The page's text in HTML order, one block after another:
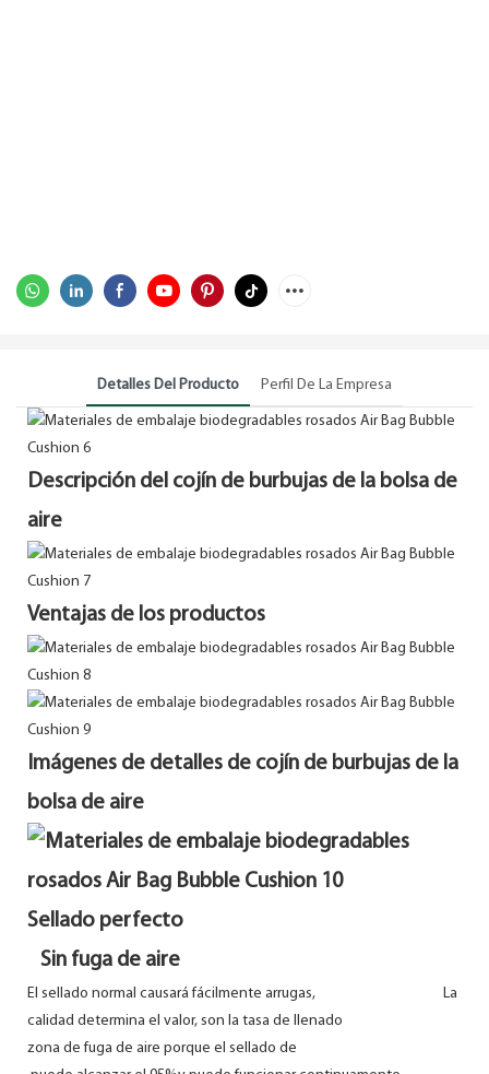
Detalles Del Producto Perfil De La Empresa
Descripción del cojín de burbujas de la bolsa de
aire
Ventajas de los productos
Imágenes de detalles de cojín de burbujas de la
bolsa de aire
Sellado perfecto
Sin fuga de aire
El sellado normal causará fácilmente arrugas, La
calidad determina el valor, son la tasa de llenado
zona de fuga de aire porque el sellado de